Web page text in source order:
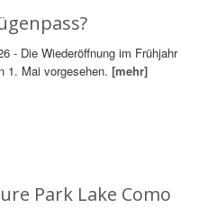
- Die Wiederöffnung im Frühjahr
1. Mai vorgesehen.[mehr]
Park Lake Como